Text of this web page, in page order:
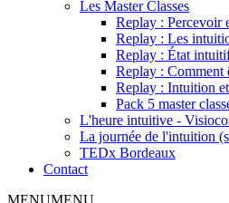
Les Master Classes
Replay : Percevoir
Replay : Les
Replay : État
Replay : Comment
Replay : Intuition
Pack 5 master
L'heure intuitive -
La journée de l'intuition
TEDx Bordeaux
Contact
MENUMENU